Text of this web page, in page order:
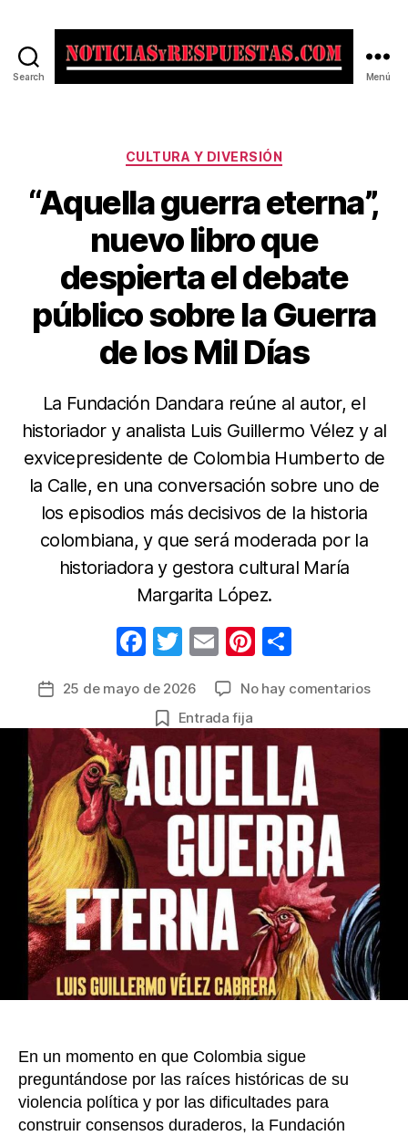
Search Menú
Categorías
CULTURA Y DIVERSIÓN
“Aquella guerra eterna”,
nuevo libro que
despierta el debate
público sobre la Guerra
de los Mil Días
La Fundación Dandara reúne al autor, el
historiador y analista Luis Guillermo Vélez y al
exvicepresidente de Colombia Humberto de
la Calle, en una conversación sobre uno de
los episodios más decisivos de la historia
colombiana, y que será moderada por la
historiadora y gestora cultural María
Margarita López.
F
c
e
b
o
o
k
T
itt
er
E
ail
Pi
er
e
st
m
p
ar
tir
Fecha
la
entrada
25 de mayo de 2026 No hay comentariosen
sobre
la
de
los
Entrada fija
En un momento en que Colombia sigue
preguntándose por las raíces históricas de su
violencia política y por las dificultades para
construir consensos duraderos, la Fundación